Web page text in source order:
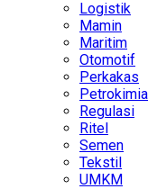
Logistik
Mamin
Maritim
Otomotif
Perkakas
Petrokimia
Regulasi
Ritel
Semen
Tekstil
UMKM